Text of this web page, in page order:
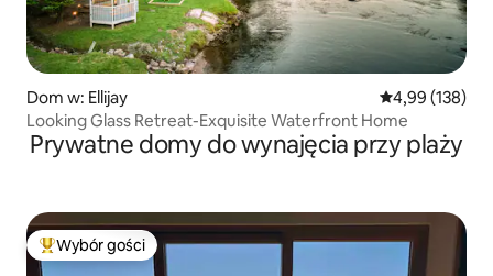
Dom w: Ellijay Średnia
4,99 (138)
Looking Glass Retreat-Exquisite Waterfront Home
Prywatne domy do wynajęcia przy plaży
Najpopularniejsze z kategorii Wybór gości
Wybór gości